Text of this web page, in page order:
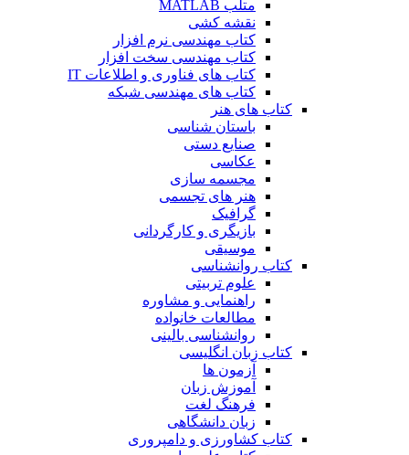
متلب MATLAB
نقشه کشی
کتاب مهندسی نرم افزار
کتاب مهندسی سخت افزار
کتاب های فناوری و اطلاعات IT
کتاب های مهندسی شبکه
کتاب های هنر
باستان شناسی
صنایع دستی
عکاسی
مجسمه سازی
هنر های تجسمی
گرافیک
بازیگری و کارگردانی
موسیقی
کتاب روانشناسی
علوم تربیتی
راهنمایی و مشاوره
مطالعات خانواده
روانشناسی بالینی
کتاب زبان انگلیسی
آزمون ها
آموزش زبان
فرهنگ لغت
زبان دانشگاهی
کتاب کشاورزی و دامپروری